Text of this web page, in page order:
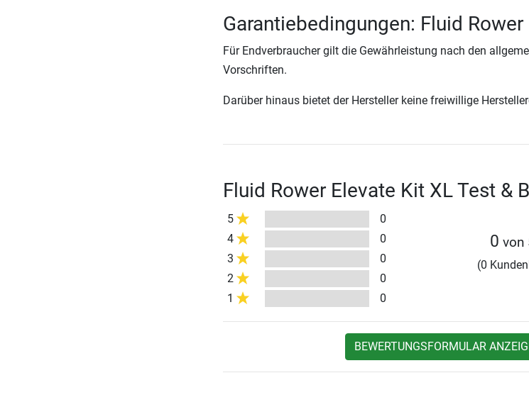
Garantiebedingungen: Fluid
Für Endverbraucher gilt die Gewährleistung nach den
Vorschriften.
Darüber hinaus bietet der Hersteller keine freiwillige
Fluid Rower Elevate Kit XL Test &
5
0
4
0
3
0
2
0
1
0
0 von
(0
BEWERTUNGSFORMULAR